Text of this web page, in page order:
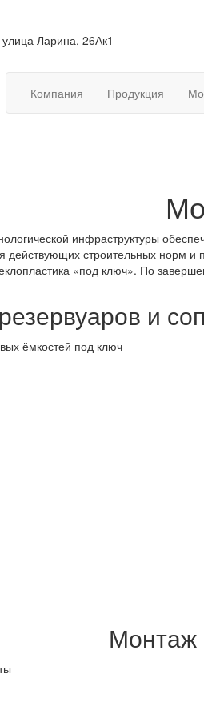
Ларина, 26Ак1
Компания Продукция
инфраструктуры
действующих строительных норм
«под ключ». По
и
Монтаж